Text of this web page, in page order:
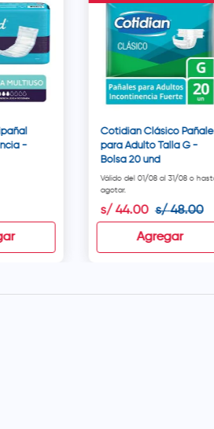
-
Cotidian Clásico
para Adulto Talla G -
Bolsa 20 und
Válido del 01/08 al 31/08 o
agotar.
s/ 44.00 s/ 48.00
Agregar